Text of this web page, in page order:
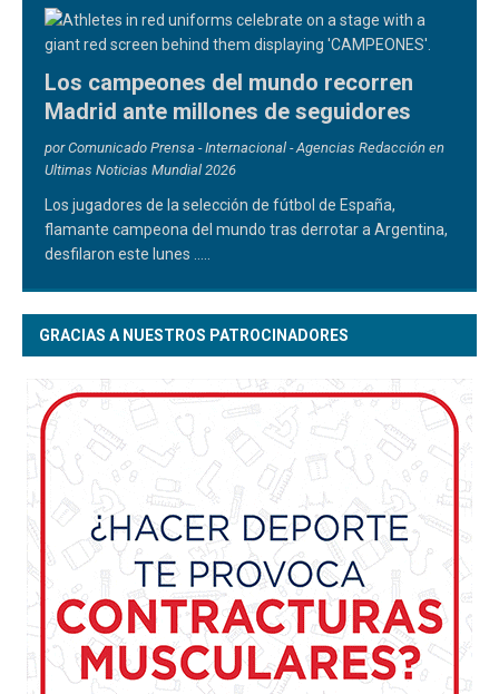
Los campeones del mundo recorren
Madrid ante millones de seguidores
por Comunicado Prensa - Internacional - Agencias Redacción en
Ultimas Noticias Mundial 2026
Los jugadores de la selección de fútbol de España,
flamante campeona del mundo tras derrotar a Argentina,
desfilaron este lunes
GRACIAS A NUESTROS PATROCINADORES